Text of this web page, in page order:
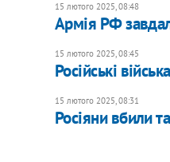
15 лютого 2025, 08:48
Армія РФ
15 лютого 2025, 08:45
Російські
15 лютого 2025, 08:31
Росіяни вбили